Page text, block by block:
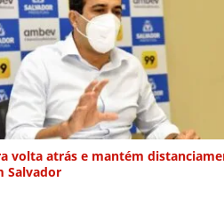
volta atrás e mantém
Salvador